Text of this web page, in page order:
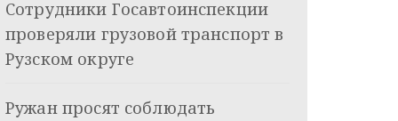
Сотрудники Госавтоинспекции
проверяли грузовой транспорт в
Рузском округе
Ружан просят соблюдать